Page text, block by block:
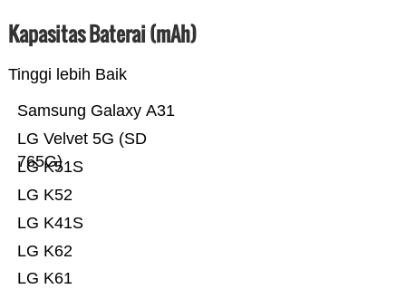
Kapasitas Baterai (mAh)
Tinggi lebih Baik
LG K61
LG K62
LG K41S
LG K52
LG K51S
LG Velvet 5G (SD
765G)
Samsung Galaxy A31